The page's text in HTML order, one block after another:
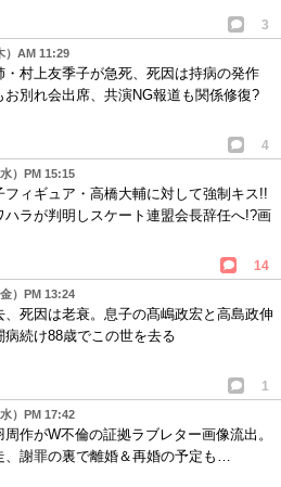
3
）AM 11:29
・村上友季子が急死、死因は持病の発作
お別れ会出席、共演NG報道も関係修復?
4
）PM 15:15
フィギュア・高橋大輔に対して強制キス!!
ハラが判明しスケート連盟会長辞任へ!?画
14
）PM 13:24
、死因は老衰。息子の髙嶋政宏と高島政伸
病続け88歳でこの世を去る
1
）PM 17:42
作がW不倫の証拠ラブレター画像流出。
、謝罪の裏で離婚＆再婚の予定も…